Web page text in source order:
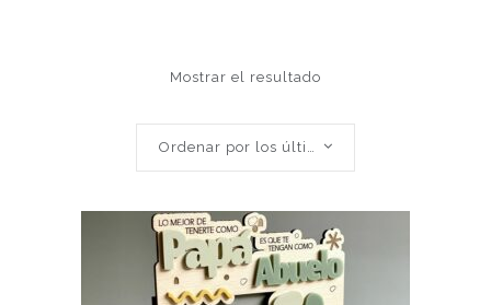
Mostrar el resultado
Ordenar por los últimos